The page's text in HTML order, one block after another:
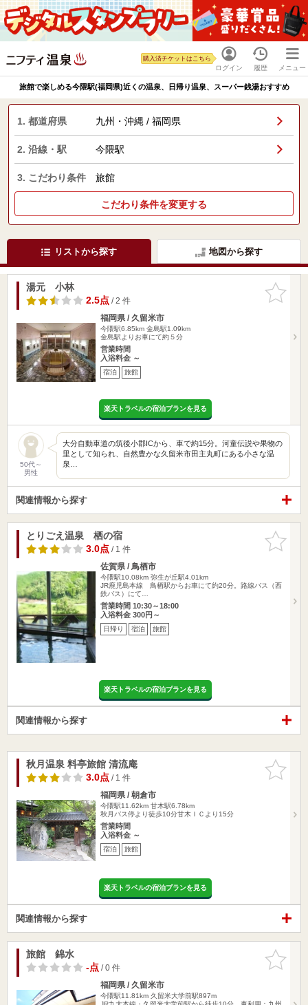
ログイン
購入済チケットはこちら
履歴 メニュー
旅館で楽しめる今隈駅(福岡県)近くの温泉、日帰り温泉、スーパー銭湯おすすめ
1. 都道府県 九州・沖縄 / 福岡県
2. 沿線・駅 今隈駅
3. こだわり条件 旅館
こだわり条件を変更する
リストから探す 地図から探す
お気に入
りに追加
湯元 小林
2.5点/ 2 件
福岡県 / 久留米市
今隈駅6.85km 金島駅1.09km
金島駅よりお車にて約５分
営業時間
入浴料金 ～
宿泊 旅館
楽天トラベルの宿泊プランを見る
50代～
男性
大分自動車道の筑後小郡ICから、車で約15分。河童伝説や果物の
里として知られ、自然豊かな久留米市田主丸町にある小さな温
泉…
関連情報から探す
お気に入
りに追加
とりごえ温泉 栖の宿
3.0点/ 1 件
佐賀県 / 鳥栖市
今隈駅10.08km 弥生が丘駅4.01km
JR鹿児島本線 鳥栖駅からお車にて約20分。路線バス（西
鉄バス）にて…
営業時間 10:30～18:00
入浴料金 300円～
日帰り 宿泊 旅館
楽天トラベルの宿泊プランを見る
関連情報から探す
お気に入
りに追加
秋月温泉 料亭旅館 清流庵
3.0点/ 1 件
福岡県 / 朝倉市
今隈駅11.62km 甘木駅6.78km
秋月バス停より徒歩10分甘木ＩＣより15分
営業時間
入浴料金 ～
宿泊 旅館
楽天トラベルの宿泊プランを見る
関連情報から探す
お気に入
りに追加
旅館 錦水
-点/ 0 件
福岡県 / 久留米市
今隈駅11.81km 久留米大学前駅897m